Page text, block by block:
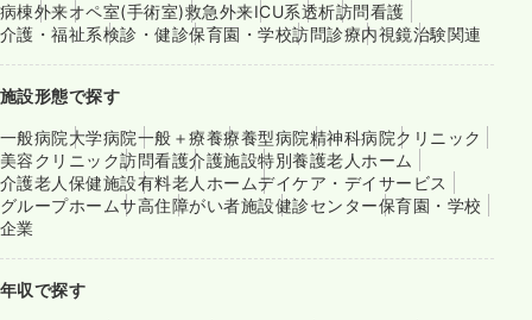
病棟外来オペ室(手術室)救急外来ICU系透析訪問看護
介護・福祉系検診・健診保育園・学校訪問診療内視鏡治験関連
施設形態で探す
一般病院大学病院一般＋療養療養型病院精神科病院クリニック
美容クリニック訪問看護介護施設特別養護老人ホーム
介護老人保健施設有料老人ホームデイケア・デイサービス
グループホームサ高住障がい者施設健診センター保育園・学校
企業
年収で探す